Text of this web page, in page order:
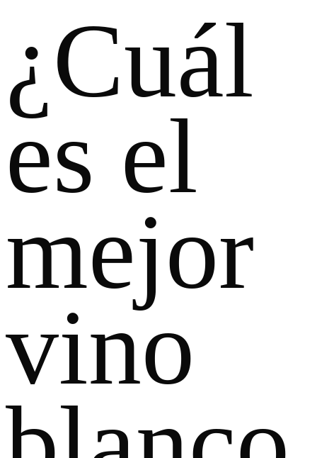
¿Cuál
es el
mejor
vino